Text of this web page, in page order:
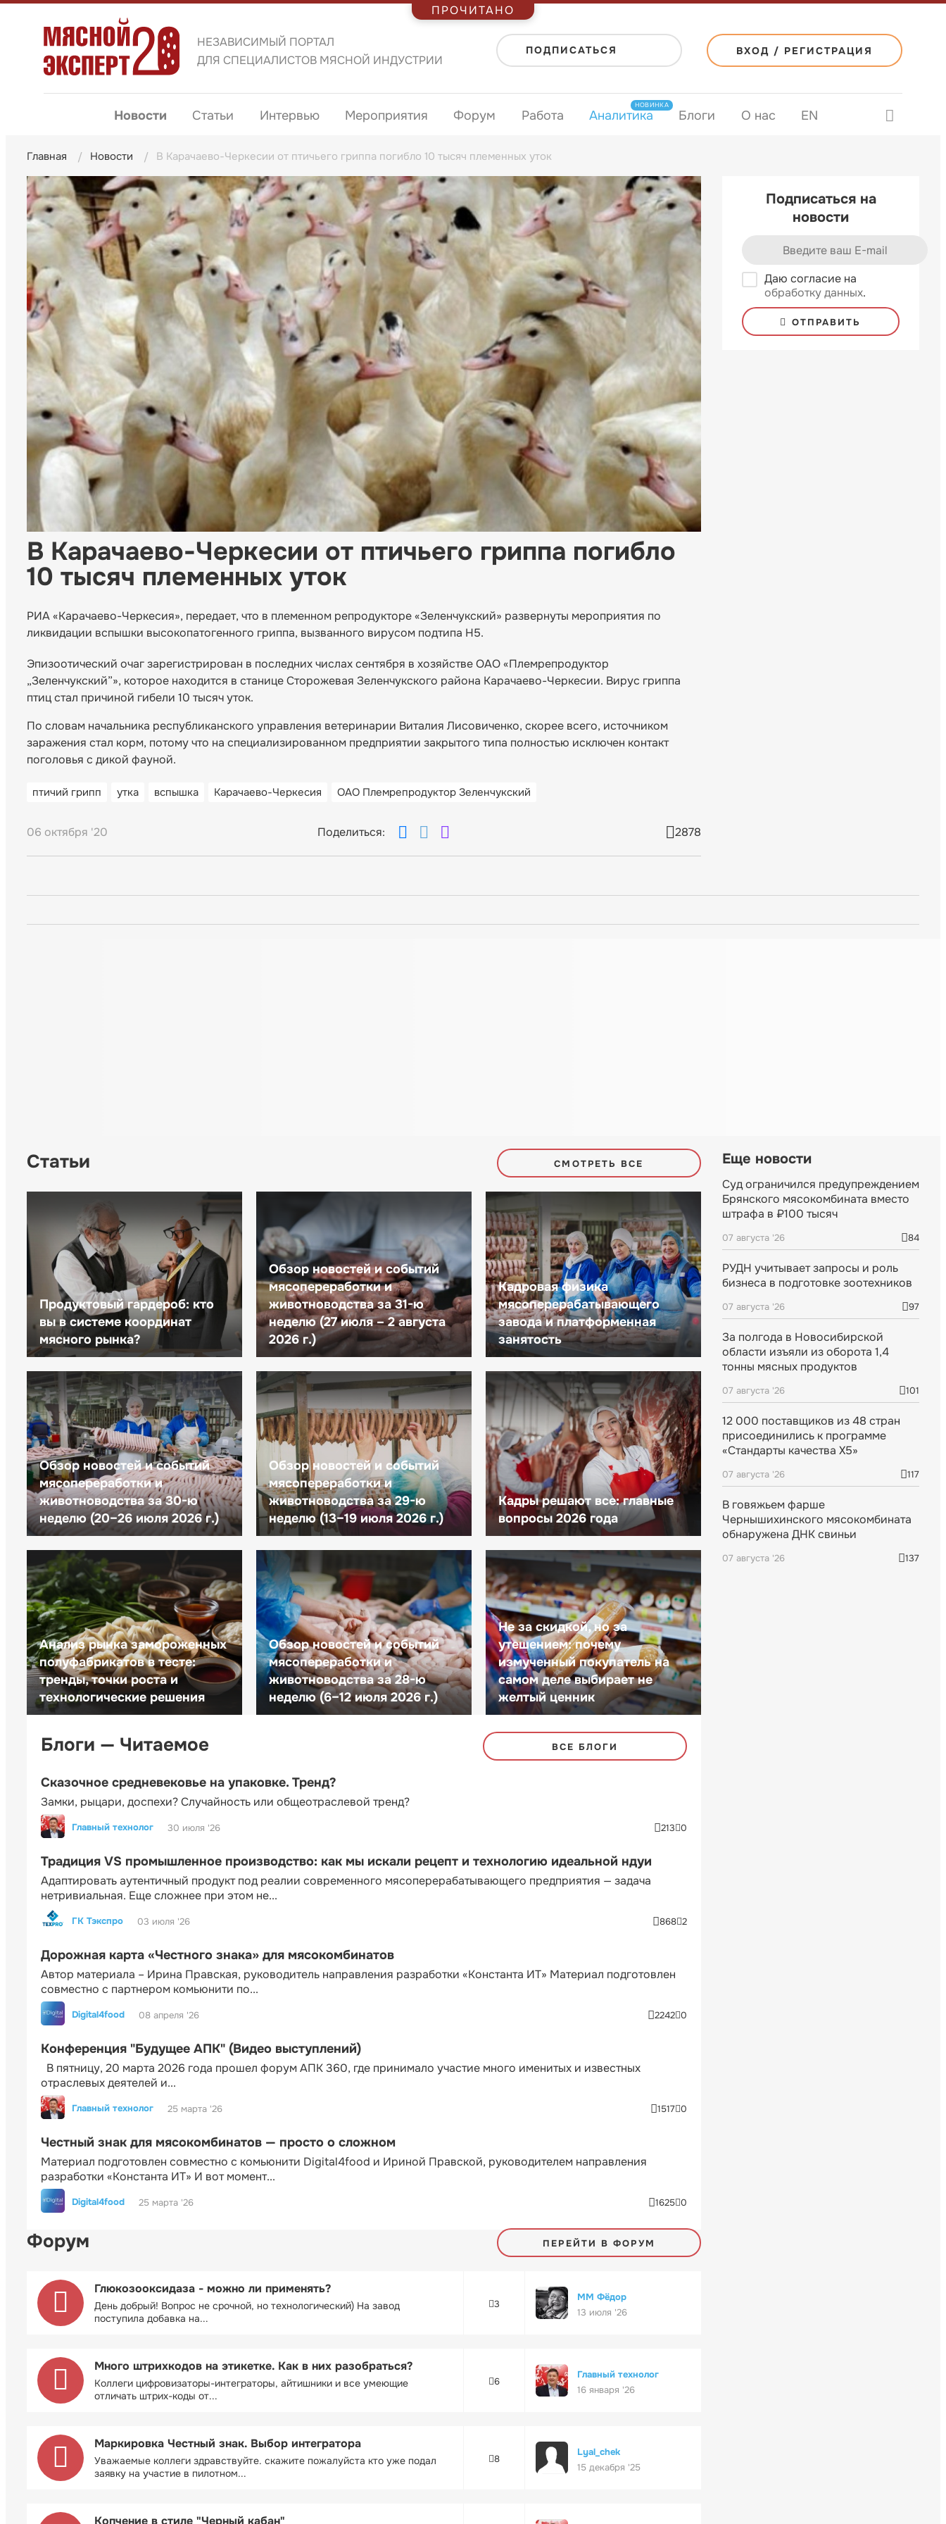
НЕЗАВИСИМЫЙ ПОРТАЛ
ДЛЯ СПЕЦИАЛИСТОВ МЯСНОЙ ИНДУСТРИИ
ПОДПИСАТЬСЯ ВХОД / РЕГИСТРАЦИЯ
Новости Статьи Интервью Мероприятия Форум Работа Аналитика
НОВИНКА
Блоги О нас EN
Главная Новости В Карачаево-Черкесии от птичьего гриппа погибло 10 тысяч племенных уток
В Карачаево-Черкесии от птичьего гриппа погибло
10 тысяч племенных уток
РИА «Карачаево-Черкесия», передает, что в племенном репродукторе «Зеленчукский» развернуты мероприятия по
ликвидации вспышки высокопатогенного гриппа, вызванного вирусом подтипа Н5.
Эпизоотический очаг зарегистрирован в последних числах сентября в хозяйстве ОАО «Племрепродуктор
„Зеленчукский”», которое находится в станице Сторожевая Зеленчукского района Карачаево-Черкесии. Вирус гриппа
птиц стал причиной гибели 10 тысяч уток.
По словам начальника республиканского управления ветеринарии Виталия Лисовиченко, скорее всего, источником
заражения стал корм, потому что на специализированном предприятии закрытого типа полностью исключен контакт
поголовья с дикой фауной.
птичий грипп утка вспышка Карачаево-Черкесия ОАО Племрепродуктор Зеленчукский
06 октября '20 Поделиться: 2878
Подписаться на
новости
Даю согласие на
обработку данных.
ОТПРАВИТЬ
Статьи СМОТРЕТЬ ВСЕ
Продуктовый гардероб: кто
вы в системе координат
мясного рынка?
Обзор новостей и событий
мясопереработки и
животноводства за 31-ю
неделю (27 июля – 2 августа
2026 г.)
Кадровая физика
мясоперерабатывающего
завода и платформенная
занятость
Обзор новостей и событий
мясопереработки и
животноводства за 30-ю
неделю (20–26 июля 2026 г.)
Обзор новостей и событий
мясопереработки и
животноводства за 29-ю
неделю (13–19 июля 2026 г.)
Кадры решают все: главные
вопросы 2026 года
Анализ рынка замороженных
полуфабрикатов в тесте:
тренды, точки роста и
технологические решения
Обзор новостей и событий
мясопереработки и
животноводства за 28-ю
неделю (6–12 июля 2026 г.)
Не за скидкой, но за
утешением: почему
измученный покупатель на
самом деле выбирает не
желтый ценник
Блоги — Читаемое ВСЕ БЛОГИ
Сказочное средневековье на упаковке. Тренд?
Замки, рыцари, доспехи? Случайность или общеотраслевой тренд?
Главный технолог 30 июля '26 213 0
Традиция VS промышленное производство: как мы искали рецепт и технологию идеальной ндуи
Адаптировать аутентичный продукт под реалии современного мясоперерабатывающего предприятия — задача
нетривиальная. Еще сложнее при этом не...
ГК Тэкспро 03 июля '26 868 2
Дорожная карта «Честного знака» для мясокомбинатов
Автор материала – Ирина Правская, руководитель направления разработки «Константа ИТ» Материал подготовлен
совместно с партнером комьюнити по...
Digital4food 08 апреля '26 2242 0
Конференция "Будущее АПК" (Видео выступлений)
В пятницу, 20 марта 2026 года прошел форум АПК 360, где принимало участие много именитых и известных
отраслевых деятелей и...
Главный технолог 25 марта '26 1517 0
Честный знак для мясокомбинатов — просто о сложном
Материал подготовлен совместно с комьюнити Digital4food и Ириной Правской, руководителем направления
разработки «Константа ИТ» И вот момент...
Digital4food 25 марта '26 1625 0
Форум ПЕРЕЙТИ В ФОРУМ
Глюкозооксидаза - можно ли применять?
День добрый! Вопрос не срочной, но технологический) На завод
поступила добавка на...
3
ММ Фёдор
13 июля '26
Много штрихкодов на этикетке. Как в них разобраться?
Коллеги цифровизаторы-интеграторы, айтишники и все умеющие
отличать штрих-коды от...
6
Главный технолог
16 января '26
Маркировка Честный знак. Выбор интегратора
Уважаемые коллеги здравствуйте. скажите пожалуйста кто уже подал
заявку на участие в пилотном...
8
Lyal_chek
15 декабря '25
Копчение в стиле "Черный кабан"
Еще новости
Суд ограничился предупреждением
Брянского мясокомбината вместо
штрафа в ₽100 тысяч
07 августа '26 84
РУДН учитывает запросы и роль
бизнеса в подготовке зоотехников
07 августа '26 97
За полгода в Новосибирской
области изъяли из оборота 1,4
тонны мясных продуктов
07 августа '26 101
12 000 поставщиков из 48 стран
присоединились к программе
«Стандарты качества X5»
07 августа '26 117
В говяжьем фарше
Чернышихинского мясокомбината
обнаружена ДНК свиньи
07 августа '26 137
ПРОЧИТАНО